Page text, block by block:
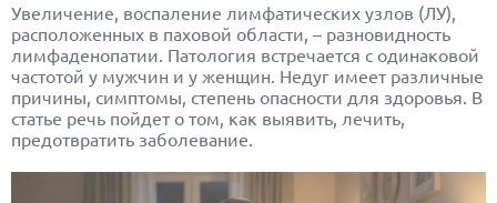
Увеличение, воспаление лимфатических узлов (ЛУ),
расположенных в паховой области, – разновидность
лимфаденопатии. Патология встречается с одинаковой
частотой у мужчин и у женщин. Недуг имеет различные
причины, симптомы, степень опасности для здоровья. В
статье речь пойдет о том, как выявить, лечить,
предотвратить заболевание.